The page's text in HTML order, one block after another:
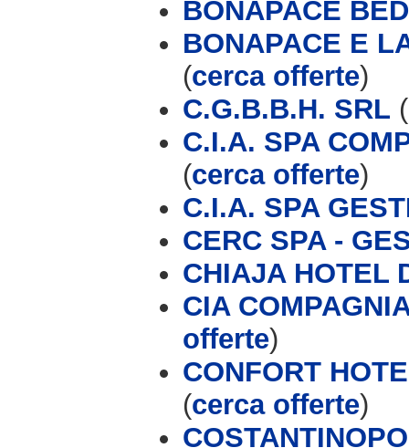
BONAPACE
BONAPACE E
(cerca offerte)
C.G.B.B.H. SRL (
C.I.A. SPA
(cerca offerte)
C.I.A. SPA
CERC SPA -
CHIAJA HOTEL
CIA
offerte)
CONFORT
(cerca offerte)